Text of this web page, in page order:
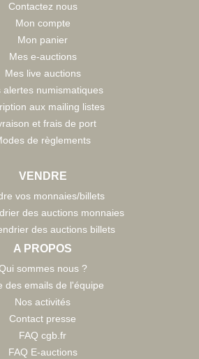
Contactez nous
Mon compte
Mon panier
Mes e-auctions
Mes live auctions
alertes numismatiques
aux mailing listes
et frais de port
de règlements
VENDRE
vos monnaies/billets
des auctions monnaies
des auctions billets
A PROPOS
sommes nous ?
des emails de l'équipe
Nos activités
Contact presse
FAQ cgb.fr
FAQ E-auctions